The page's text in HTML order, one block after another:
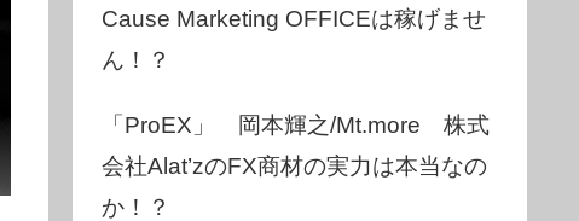
Cause Marketing OFFICEは稼げませ
ん！？
「ProEX」 岡本輝之/Mt.more 株式
会社Alat’zのFX商材の実力は本当なの
か！？